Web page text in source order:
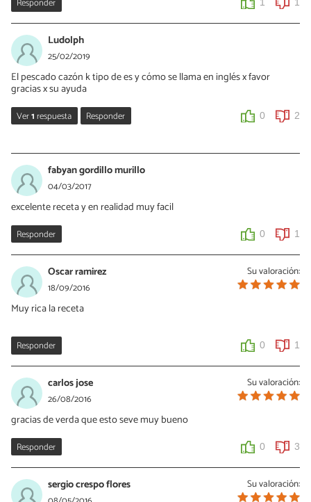
Responder 1 1
Ludolph
25/02/2019
El pescado cazón k tipo de es y cómo se llama en inglés x favor
gracias x su ayuda
Ver1respuesta Responder 0 2
22/07/2019
el cazon es tiburon bebe...
soooo.... basicamente seria Baby shark dododododododo
0 0
fabyan gordillo murillo
04/03/2017
excelente receta y en realidad muy facil
Responder 0 1
Su valoración:
Oscar ramirez
18/09/2016
Muy rica la receta
Responder 0 1
Su valoración:
carlos jose
26/08/2016
gracias de verda que esto seve muy bueno
Responder 0 3
Su valoración:
sergio crespo flores